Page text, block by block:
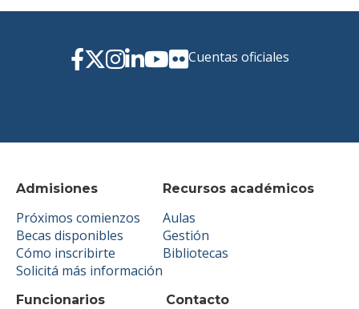
Admisiones
Próximos comienzos
Becas disponibles
Cómo inscribirte
Solicitá más información
Recursos académicos
Aulas
Gestión
Bibliotecas
Funcionarios Contacto
Cuentas oficiales